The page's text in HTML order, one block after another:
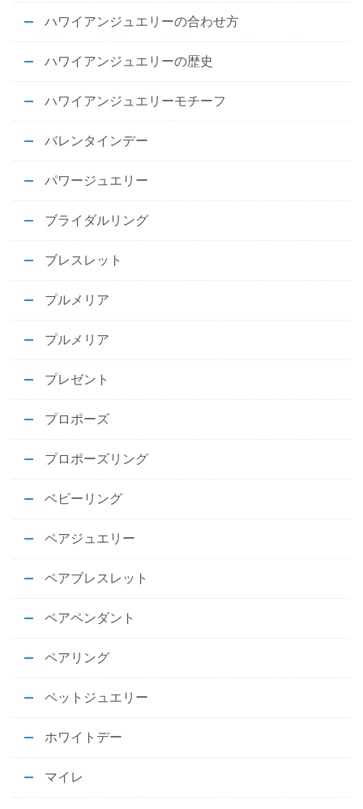
ハワイアンジュエリーの合わせ方
ハワイアンジュエリーの歴史
ハワイアンジュエリーモチーフ
バレンタインデー
パワージュエリー
ブライダルリング
ブレスレット
プルメリア
プルメリア
プレゼント
プロポーズ
プロポーズリング
ベビーリング
ペアジュエリー
ペアブレスレット
ペアペンダント
ペアリング
ペットジュエリー
ホワイトデー
マイレ